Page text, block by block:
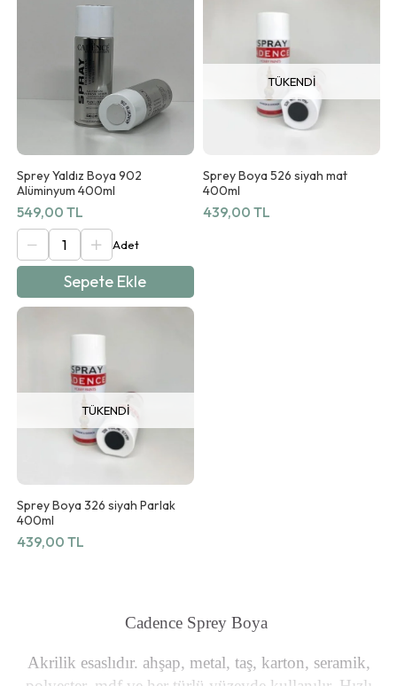
Sprey Yaldız Boya 902
Alüminyum 400ml
549,00 TL
Sepete Ekle
TÜKENDI
Sprey Boya 526 siyah mat
400ml
439,00 TL
TÜKENDI
Sprey Boya 326 siyah Parlak
400ml
439,00 TL
Cadence Sprey Boya
Akrilik esaslıdır. ahşap, metal, taş, karton, seramik,